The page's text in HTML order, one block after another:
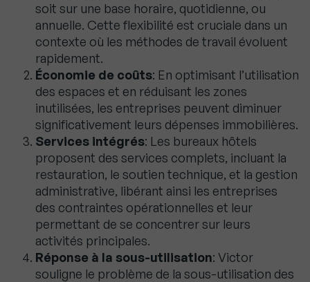
soit sur une base horaire, quotidienne, ou
annuelle. Cette flexibilité est cruciale dans un
contexte où les méthodes de travail évoluent
rapidement.
Économie de coûts: En optimisant l’utilisation
des espaces et en réduisant les zones
inutilisées, les entreprises peuvent diminuer
significativement leurs dépenses immobilières.
Services intégrés: Les bureaux hôtels
proposent des services complets, incluant la
restauration, le soutien technique, et la gestion
administrative, libérant ainsi les entreprises
des contraintes opérationnelles et leur
permettant de se concentrer sur leurs
activités principales.
Réponse à la sous-utilisation: Victor
souligne le problème de la sous-utilisation des